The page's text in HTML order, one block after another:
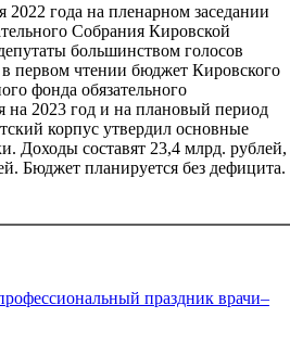
2022 года на пленарном заседании
Собрания Кировской
большинством голосов
первом чтении бюджет Кировского
фонда обязательного
на 2023 год и на плановый период
корпус утвердил основные
Доходы составят 23,4 млрд. рублей,
Бюджет планируется без дефицита.
праздник врачи–